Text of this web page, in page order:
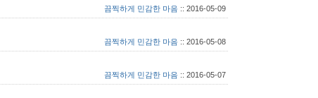
끔찍하게 민감한 마음 :: 2016-05-09
끔찍하게 민감한 마음 :: 2016-05-08
끔찍하게 민감한 마음 :: 2016-05-07